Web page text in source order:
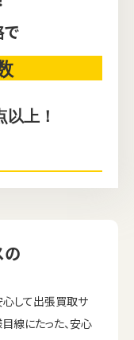
以上！
の
心して出張買取サ
線にたった、安心